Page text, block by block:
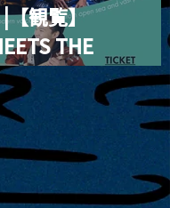
観覧】
THE
SATO,
voices
and vast